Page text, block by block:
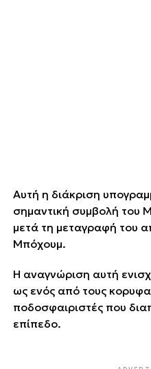
Αυτή η διάκριση
σημαντική συμβολή του
μετά τη μεταγραφή του
Μπόχουμ.
Η αναγνώριση αυτή
ως ενός από τους
ποδοσφαιριστές που
επίπεδο.